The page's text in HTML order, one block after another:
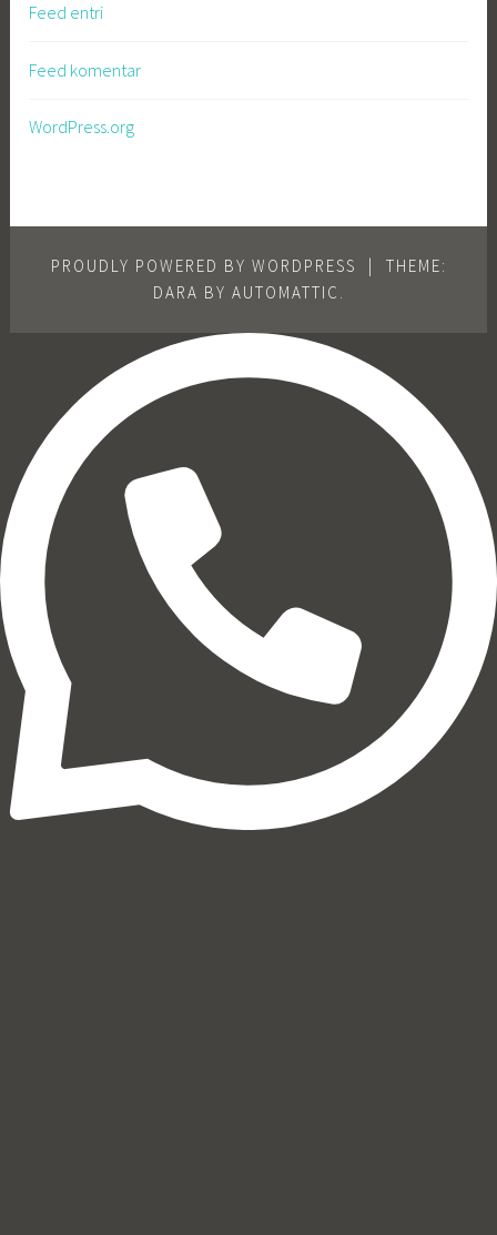
Feed entri
Feed komentar
WordPress.org
PROUDLY POWERED BY WORDPRESS |
THEME:
DARA BY AUTOMATTIC .